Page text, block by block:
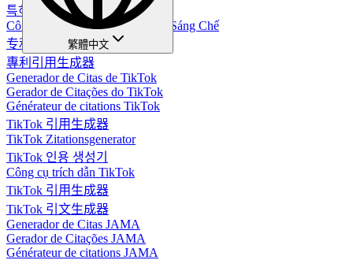
특허 인용 생성기
Công Cụ Tạo Dẫn Chứng Bằng Sáng Chế
专利引用生成器
專利引用生成器
Generador de Citas de TikTok
Gerador de Citações do TikTok
Générateur de citations TikTok
TikTok 引用生成器
TikTok Zitationsgenerator
TikTok 인용 생성기
Công cụ trích dẫn TikTok
TikTok 引用生成器
TikTok 引文生成器
Generador de Citas JAMA
Gerador de Citações JAMA
Générateur de citations JAMA
繁體中文